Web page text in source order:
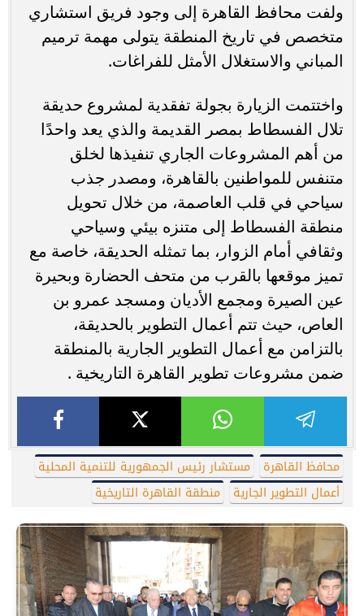
ولفت محافظ القاهرة إلى وجود فريق استشاري
متخصص في تاريخ المنطقة يتولى مهمة ترميم
المباني والاستغلال الأمثل للفراغات.
واختتمت الزيارة بجولة تفقدية لمشروع حديقة
تلال الفسطاط بمصر القديمة والذي يعد واحدًا
من أهم المشروعات الجاري تنفيذها لخلق
متنفس للمواطنين بالقاهرة، ومصدر جذب
سياحي في قلب العاصمة، من خلال تحويل
منطقة الفسطاط إلى متنزه بيئي وسياحي
وثقافي أمام الزوار، بما تمثله الحديقة، خاصة مع
تميز موقعها بالقرب من متحف الحضارة وبحيرة
عين الصيرة ومجمع الأديان ومسجد عمرو بن
العاص، حيث تتم أعمال التطوير بالحديقة،
بالتزامن مع أعمال التطوير الجارية بالمنطقة
ضمن مشروعات تطوير القاهرة التاريخية .
محافظ القاهرة
مستشار رئيس الجمهورية للتنمية المحلية
أعمال التطوير الجارية
منطقة القاهرة التاريخية